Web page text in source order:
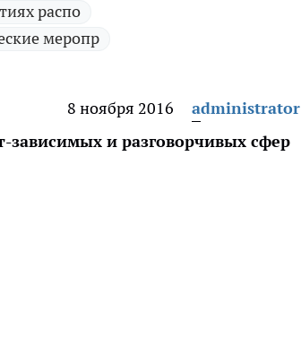
распо
меропр
8 ноября 2016
administrator
зависимых и разговорчивых сфер